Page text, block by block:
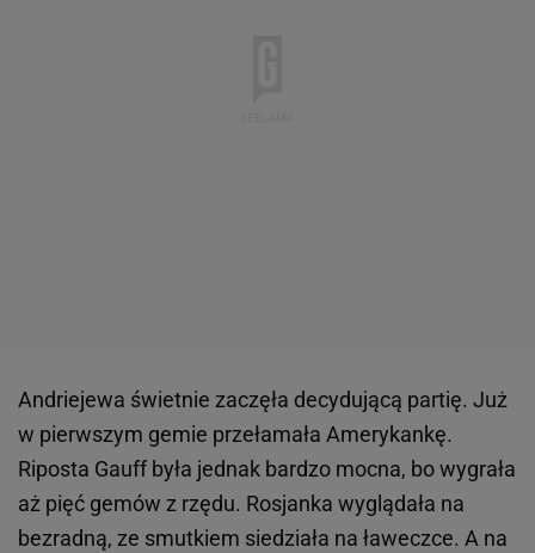
Andriejewa świetnie zaczęła decydującą partię. Już
w pierwszym gemie przełamała Amerykankę.
Riposta Gauff była jednak bardzo mocna, bo wygrała
aż pięć gemów z rzędu. Rosjanka wyglądała na
bezradną, ze smutkiem siedziała na ławeczce. A na